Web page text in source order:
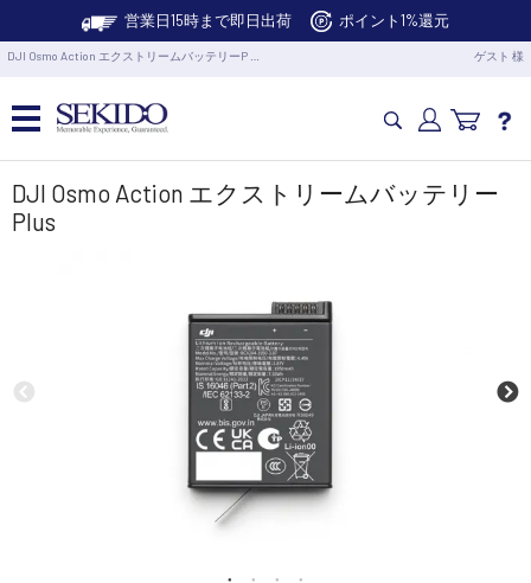
営業日15時まで即日出荷 ポイント1%還元
DJI Osmo Action エクストリームバッテリーP … ゲスト 様
カメラドローン・生活家電
業務用ドローン・業務関連製品
水中ドローン(ROV)・水中スクーター
DJI Osmo Action エクストリームバッテリー
Plus